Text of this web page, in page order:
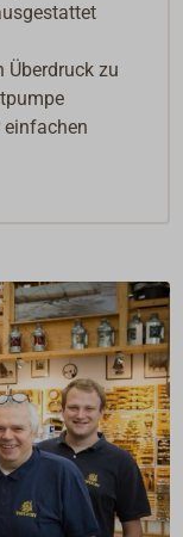
Überdruck zu
einfachen